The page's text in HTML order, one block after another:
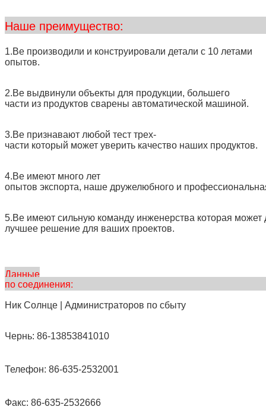
Наше
1.Ве производили и конструировали детали с 10 летами
опытов.
2.Ве выдвинули объекты для продукции, большего
части из продуктов сварены автоматической машиной.
3.Ве признавают любой тест трех-
части который может уверить качество наших продуктов.
4.Ве имеют много лет
опытов экспорта, наше дружелюбного и
5.Ве имеют сильную команду инженерства которая может
лучшее решение для ваших проектов.
Данные
по
Ник Солнце | Администраторов по сбыту
Чернь: 86-13853841010
Телефон: 86-635-2532001
Факс: 86-635-2532666